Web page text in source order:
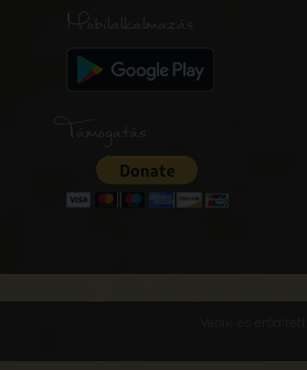
Mobilalkalmazás
Támogatás